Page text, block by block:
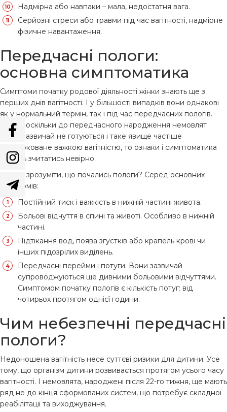
Надмірна або навпаки – мала, недостатня вага.
Серйозні стреси або травми під час вагітності, надмірне
фізичне навантаження.
Передчасні пологи:
основна симптоматика
Симптоми початку родової діяльності жінки знають ще з
перших днів вагітності. І у більшості випадків вони однакові
як у нормальний термін, так і під час передчасних пологів.
Однак оскільки до передчасного народження немовлят
жінки зазвичай не готуються і таке явище частіше
спровоковане важкою вагітністю, то ознаки і симптоматика
можуть зчитатись невірно.
Тож як зрозуміти, що почались пологи? Серед основних
симптомів:
Постійний тиск і важкість в нижній частині живота.
Больові відчуття в спині та животі. Особливо в нижній
частині.
Підтікання вод, поява згустків або крапель крові чи
інших підозрілих виділень.
Передчасні перейми і потуги. Вони зазвичай
супроводжуються ще дивними больовими відчуттями.
Симптомом початку пологів є кількість потуг: від
чотирьох протягом однієї години.
Чим небезпечні передчасні
пологи?
Недоношена вагітність несе суттєві ризики для дитини. Усе
тому, що організм дитини розвивається протягом усього часу
вагітності. І немовлята, народжені після 22-го тижня, ще мають
ряд не до кінця сформованих систем, що потребує складної
реабілітації та виходжування.